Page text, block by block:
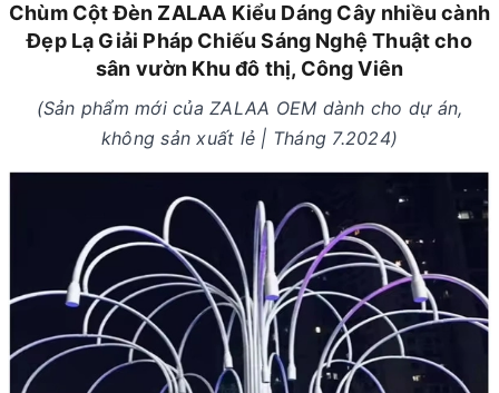
Chùm Cột Đèn ZALAA Kiểu Dáng Cây nhiều cành
Đẹp Lạ Giải Pháp Chiếu Sáng Nghệ Thuật cho
sân vườn Khu đô thị, Công Viên
(Sản phẩm mới của ZALAA OEM dành cho dự án,
không sản xuất lẻ | Tháng 7.2024)